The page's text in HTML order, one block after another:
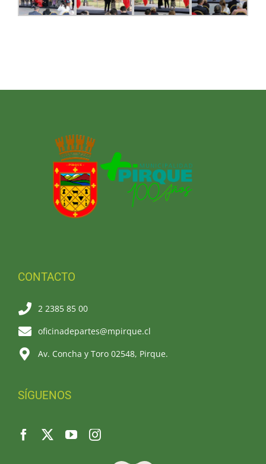
CONTACTO
2 2385 85 00
oficinadepartes@mpirque.cl
Av. Concha y Toro 02548, Pirque.
SÍGUENOS